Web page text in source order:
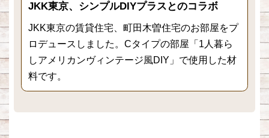
JKK東京、シンプルDIYプラスとのコラボ
JKK東京の賃貸住宅、町田木曽住宅のお部屋をプ
ロデュースしました。Cタイプの部屋「1人暮ら
しアメリカンヴィンテージ風DIY」で使用した材
料です。